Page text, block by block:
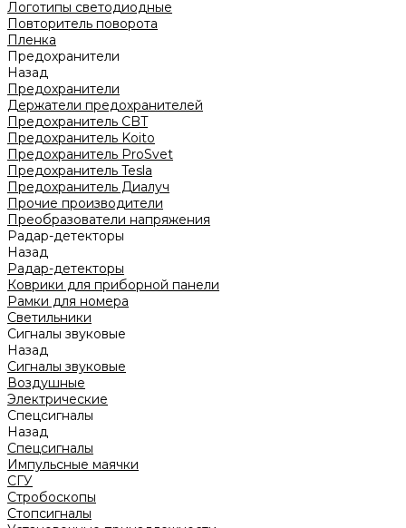
Логотипы светодиодные
Повторитель поворота
Пленка
Предохранители
Назад
Предохранители
Держатели предохранителей
Предохранитель CBT
Предохранитель Koito
Предохранитель ProSvet
Предохранитель Tesla
Предохранитель Диалуч
Прочие производители
Преобразователи напряжения
Радар-детекторы
Назад
Радар-детекторы
Коврики для приборной панели
Рамки для номера
Светильники
Сигналы звуковые
Назад
Сигналы звуковые
Воздушные
Электрические
Спецсигналы
Назад
Спецсигналы
Импульсные маячки
СГУ
Стробоскопы
Стопсигналы